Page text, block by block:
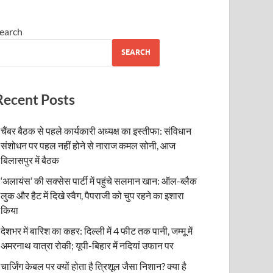
SEARCH
Posts
चैंबर बैठक से पहले कार्यकारी अध्यक्ष का इस्तीफा: संविधान
संशोधन पर पहल नहीं होने से नाराज कमल सोनी, आज
बिलासपुर में बैठक
‘अलायंस’ की सक्सेस पार्टी में पहुंचे सलमान खान: ऑल-ब्लैक
लुक और हैट में दिखे स्वैग, पैपराजी को चुप रहने का इशारा
किया
देशभर में बारिश का कहर: दिल्ली में 4 फीट तक पानी, जम्मू में
अमरनाथ यात्रा रोकी; यूपी-बिहार में नदियां उफान पर
चार्जिंग केबल पर क्यों होता है त्रिशूल जैसा निशान? क्या है